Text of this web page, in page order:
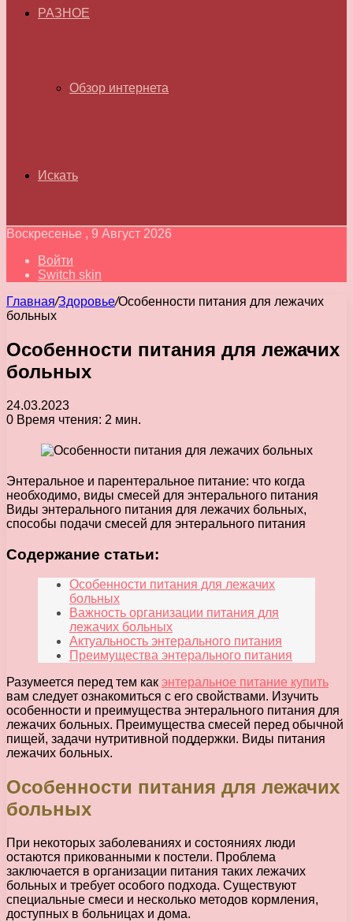
РАЗНОЕ
Обзор интернета
Искать
Воскресенье , 9 Август 2026
Войти
Switch skin
Главная/Здоровье/Особенности питания для лежачих
больных
Особенности питания для лежачих
больных
24.03.2023
0 Время чтения: 2 мин.
Энтеральное и парентеральное питание: что когда
необходимо, виды смесей для энтерального питания
Виды энтерального питания для лежачих больных,
способы подачи смесей для энтерального питания
Содержание статьи:
Особенности питания для лежачих
больных
Важность организации питания для
лежачих больных
Актуальность энтерального питания
Преимущества энтерального питания
Разумеется перед тем как энтеральное питание купить
вам следует ознакомиться с его свойствами. Изучить
особенности и преимущества энтерального питания для
лежачих больных. Преимущества смесей перед обычной
пищей, задачи нутритивной поддержки. Виды питания
лежачих больных.
Особенности питания для лежачих
больных
При некоторых заболеваниях и состояниях люди
остаются прикованными к постели. Проблема
заключается в организации питания таких лежачих
больных и требует особого подхода. Существуют
специальные смеси и несколько методов кормления,
доступных в больницах и дома.